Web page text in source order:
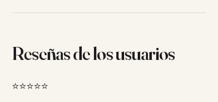
Reseñas de los usuarios
⭐⭐⭐⭐⭐